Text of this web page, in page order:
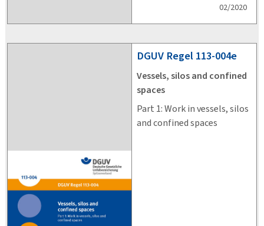
02/2020
DGUV Regel 113-004e
Vessels, silos and confined
spaces
Part 1: Work in vessels, silos
and confined spaces